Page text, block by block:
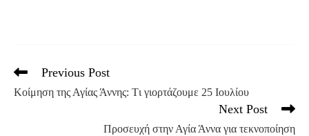
Read
articles
Previous Post
Κοίμηση της Αγίας Άννης: Tι γιορτάζουμε 25 Ιουλίου
Next Post
Προσευχή στην Αγία Άννα για τεκνοποίηση